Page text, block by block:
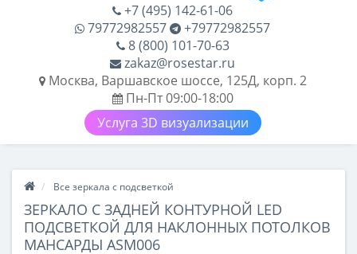
+7 (495) 142-61-06
79772982557
+79772982557
8 (800) 101-70-63
zakaz@rosestar.ru
Москва, Варшавское шоссе, 125Д, корп. 2
Пн-Пт 09:00-18:00
Услуга 3D визуализации
Все зеркала с подсветкой
ЗЕРКАЛО С ЗАДНЕЙ КОНТУРНОЙ LED
ПОДСВЕТКОЙ ДЛЯ НАКЛОННЫХ ПОТОЛКОВ
МАНСАРДЫ ASM006